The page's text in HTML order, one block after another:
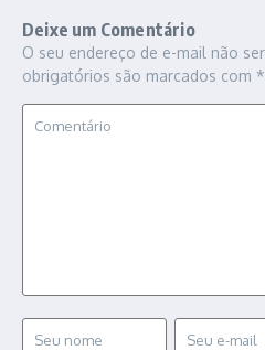
Deixe um Comentário
O seu endereço de e-mail não
obrigatórios são marcados com *